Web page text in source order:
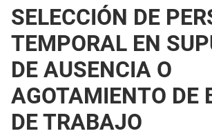
SELECCIÓN DE
TEMPORAL EN
DE AUSENCIA O
AGOTAMIENTO DE
DE TRABAJO